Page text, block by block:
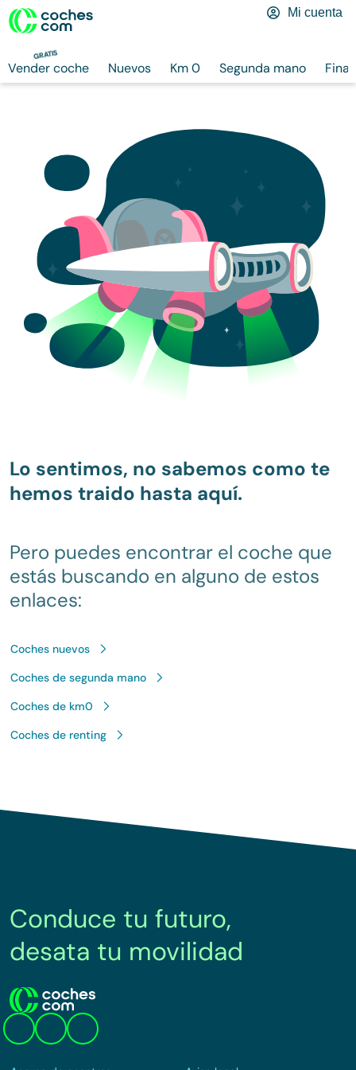
GRATIS
Vender coche Nuevos Km 0 Segunda mano
Mi cuenta
Lo sentimos, no sabemos como te
hemos traido hasta aquí.
Pero puedes encontrar el coche que
estás buscando en alguno de estos
enlaces:
Coches nuevos
Coches de segunda mano
Coches de km0
Coches de renting
Conduce tu futuro,
desata tu movilidad